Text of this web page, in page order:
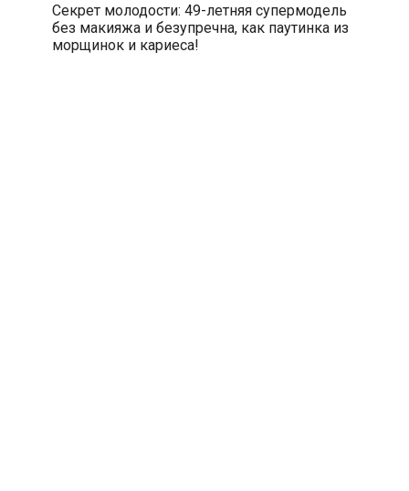
Секрет молодости: 49-летняя супермодель
без макияжа и безупречна, как паутинка из
морщинок и кариеса!